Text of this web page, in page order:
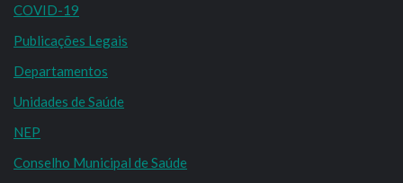
COVID-19
Publicações Legais
Departamentos
Unidades de Saúde
NEP
Conselho Municipal de Saúde